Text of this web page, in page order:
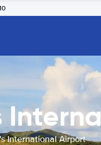
International Airport